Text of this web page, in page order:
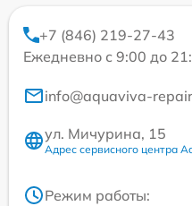
+7 (846) 219-27-43
Ежедневно с 9:00 до
info@aquaviva-
ул. Мичурина, 15
Адрес сервисного центра
Режим работы: